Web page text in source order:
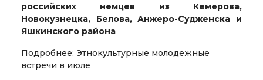
российских немцев из Кемерова,
Новокузнецка, Белова, Анжеро-Судженска и
Яшкинского района
Подробнее: Этнокультурные молодежные
встречи в июле